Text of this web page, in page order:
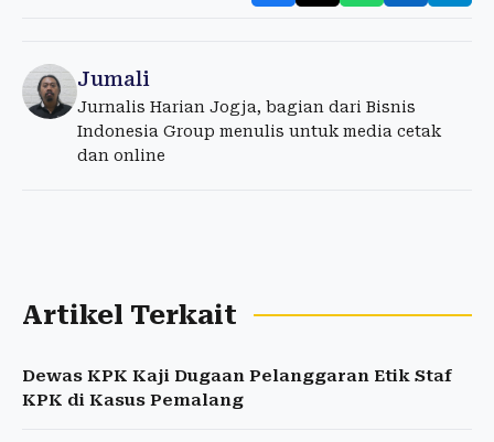
Jumali
Jurnalis Harian Jogja, bagian dari Bisnis
Indonesia Group menulis untuk media cetak
dan online
Artikel Terkait
Dewas KPK Kaji Dugaan Pelanggaran Etik Staf
KPK di Kasus Pemalang